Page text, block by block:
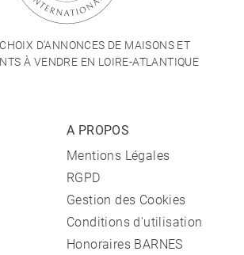
D'ANNONCES DE MAISONS ET
À VENDRE EN LOIRE-ATLANTIQUE
A PROPOS
Mentions Légales
RGPD
Gestion des Cookies
Conditions d'utilisation
Honoraires BARNES